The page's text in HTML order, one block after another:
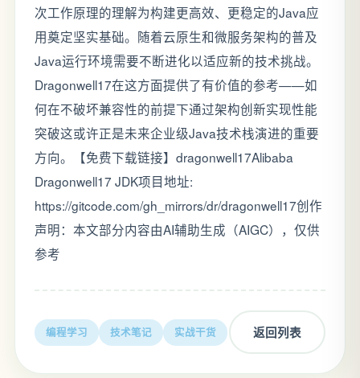
次工作原理的理解为构建更高效、更稳定的Java应
用奠定坚实基础。随着云原生和微服务架构的普及
Java运行环境需要不断进化以适应新的技术挑战。
Dragonwell17在这方面提供了有价值的参考——如
何在不破坏兼容性的前提下通过架构创新实现性能
突破这或许正是未来企业级Java技术栈演进的重要
方向。【免费下载链接】dragonwell17Alibaba
Dragonwell17 JDK项目地址:
https://gitcode.com/gh_mirrors/dr/dragonwell17创作
声明：本文部分内容由AI辅助生成（AIGC），仅供
参考
编程学习 技术笔记 实战干货 返回列表